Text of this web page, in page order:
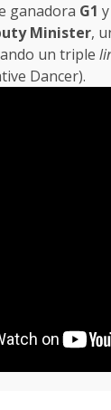
ganadora G1
Minister,
un triple
Dancer).